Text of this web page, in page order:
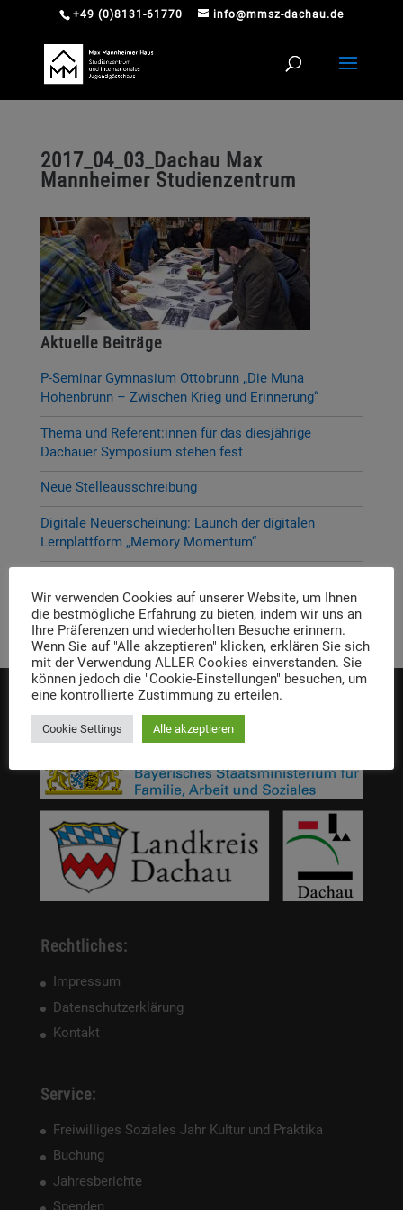
+49 (0)8131-61770 info@mmsz-dachau.de
2017_04_03_Dachau Max
Mannheimer Studienzentrum
Aktuelle Beiträge
P-Seminar Gymnasium Ottobrunn „Die Muna
Hohenbrunn – Zwischen Krieg und Erinnerung“
Thema und Referent:innen für das diesjährige
Dachauer Symposium stehen fest
Neue Stelleausschreibung
Digitale Neuerscheinung: Launch der digitalen
Lernplattform „Memory Momentum“
Erinnern. Forschen. Vermitteln.
Die Einrichtung wird gefördert von:
Rechtliches:
Impressum
Datenschutzerklärung
Kontakt
Service:
Freiwilliges Soziales Jahr Kultur und Praktika
Buchung
Jahresberichte
Spenden
Wir verwenden Cookies auf unserer Website, um Ihnen
die bestmögliche Erfahrung zu bieten, indem wir uns an
Ihre Präferenzen und wiederholten Besuche erinnern.
Wenn Sie auf "Alle akzeptieren" klicken, erklären Sie sich
mit der Verwendung ALLER Cookies einverstanden. Sie
können jedoch die "Cookie-Einstellungen" besuchen, um
eine kontrollierte Zustimmung zu erteilen.
Cookie Settings Alle akzeptieren